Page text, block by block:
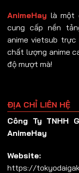
AnimeHay là một
cung cấp nền
anime vietsub trực
chất lượng anime
độ mượt mà!
ĐỊA CHỈ LIÊN HỆ
Công Ty TNHH
AnimeHay
Website:
https://